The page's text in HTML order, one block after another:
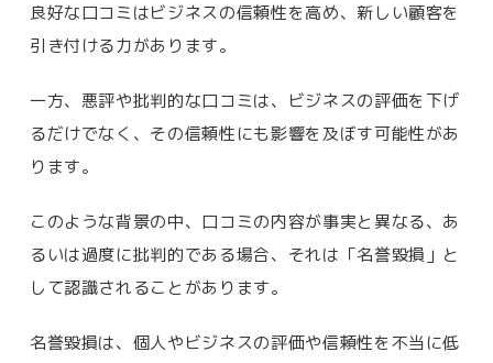
良好な口コミはビジネスの信頼性を高め、新しい顧客を
引き付ける力があります。
一方、悪評や批判的な口コミは、ビジネスの評価を下げ
るだけでなく、その信頼性にも影響を及ぼす可能性があ
ります。
このような背景の中、 口コミの内容が事実と異なる、あ
るいは過度に批判的である場合、それは「名誉毀損」と
して認識されることがあります。
名誉毀損は、個人やビジネスの評価や信頼性を不当に低